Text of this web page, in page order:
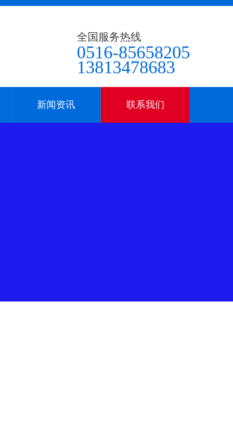
全国服务热线
0516-85658205
13813478683
新闻资讯 联系我们